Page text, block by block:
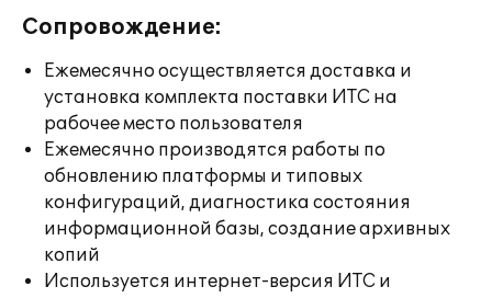
Сопровождение:
Ежемесячно осуществляется доставка и
установка комплекта поставки ИТС на
рабочее место пользователя
Ежемесячно производятся работы по
обновлению платформы и типовых
конфигураций, диагностика состояния
информационной базы, создание архивных
копий
Используется интернет-версия ИТС и